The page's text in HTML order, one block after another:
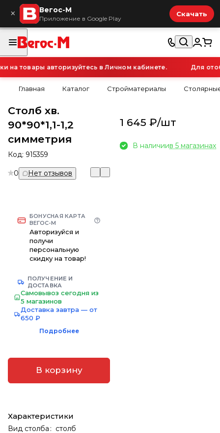
× Вегос-М
Приложение в Google Play
Скачать
товары авторизуйтесь в Личном кабинете. Для
Главная Каталог Стройматериалы
Столб хв.
90*90*1,1-1,2
симметрия
Код: 915359
0 Нет отзывов
БОНУСНАЯ КАРТА
ВЕГОС-М
Авторизуйся и
получи
персональную
скидку на товар!
ПОЛУЧЕНИЕ И
ДОСТАВКА
Самовывоз сегодня из
5 магазинов
Доставка завтра — от
650 ₽
Подробнее
В корзину
Характеристики
Вид столба : столб
1 645 ₽/шт
В наличиив 5 магазинах